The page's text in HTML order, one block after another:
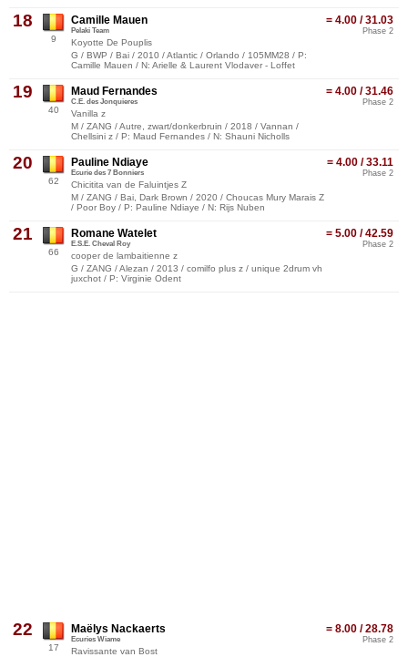
18
9
= 4.00 / 31.03
Phase 2
Camille Mauen
Pelaki Team
Koyotte De Pouplis
G / BWP / Bai / 2010 / Atlantic / Orlando / 105MM28 / P:
Camille Mauen / N: Arielle & Laurent Vlodaver - Loffet
19
40
= 4.00 / 31.46
Phase 2
Maud Fernandes
C.E. des Jonquieres
Vanilla z
M / ZANG / Autre, zwart/donkerbruin / 2018 / Vannan /
Chellsini z / P: Maud Fernandes / N: Shauni Nicholls
20
62
= 4.00 / 33.11
Phase 2
Pauline Ndiaye
Ecurie des 7 Bonniers
Chicitita van de Faluintjes Z
M / ZANG / Bai, Dark Brown / 2020 / Choucas Mury Marais Z
/ Poor Boy / P: Pauline Ndiaye / N: Rijs Nuben
21
66
= 5.00 / 42.59
Phase 2
Romane Watelet
E.S.E. Cheval Roy
cooper de lambaitienne z
G / ZANG / Alezan / 2013 / comilfo plus z / unique 2drum vh
juxchot / P: Virginie Odent
22
17
= 8.00 / 28.78
Phase 2
Maëlys Nackaerts
Ecuries Wiame
Ravissante van Bost